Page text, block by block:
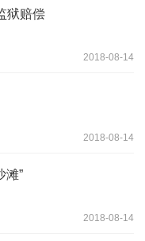
狱赔偿
2018-08-14
2018-08-14
滩”
2018-08-14